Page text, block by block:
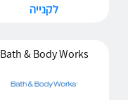
לקנייה
Bath & Body Works